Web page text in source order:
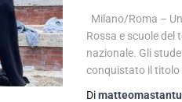
Milano/Roma –
Rossa e scuole
nazionale. Gli
conquistato il titolo
Di